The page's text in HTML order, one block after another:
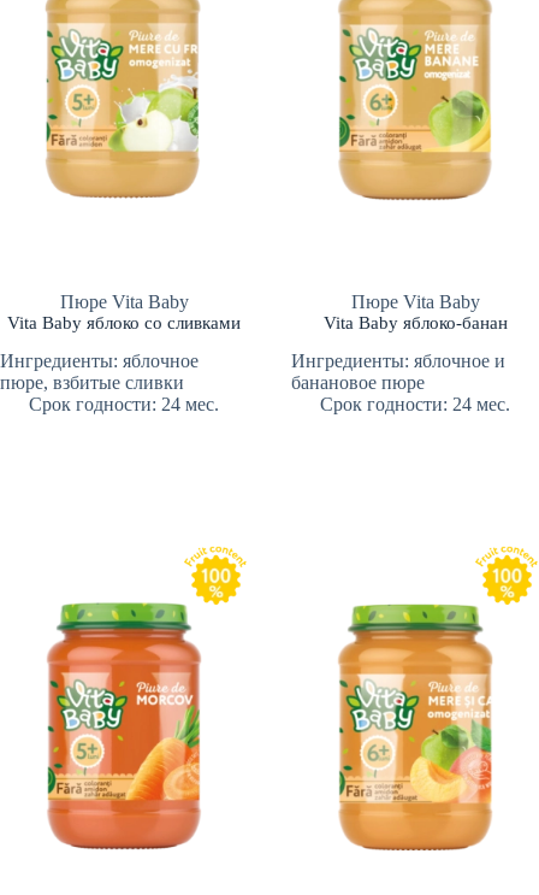
Пюре Vita Baby
Vita Baby яблоко со сливками
Ингредиенты: яблочное
пюре, взбитые сливки
Срок годности: 24 мес.
Пюре Vita Baby
Vita Baby яблоко-банан
Ингредиенты: яблочное и
банановое пюре
Срок годности: 24 мес.